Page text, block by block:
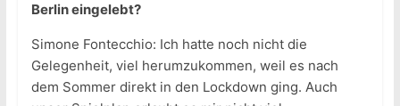
Berlin eingelebt?
Simone Fontecchio: Ich hatte noch nicht die
Gelegenheit, viel herumzukommen, weil es nach
dem Sommer direkt in den Lockdown ging. Auch